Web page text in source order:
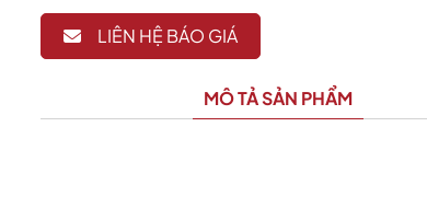
LIÊN HỆ BÁO GIÁ
MÔ TẢ SẢN PHẨM